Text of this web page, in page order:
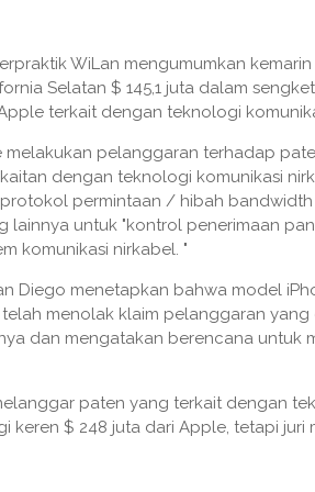
WiLan mengumumkan
Selatan $ 145,1 juta dalam
terkait dengan teknologi
pelanggaran terhadap
dengan teknologi komunikasi
permintaan / hibah
lainnya untuk "kontrol penerimaan
komunikasi nirkabel. "
Diego menetapkan bahwa model
menolak klaim pelanggaran yang
dan mengatakan berencana untuk
paten yang terkait dengan
keren $ 248 juta dari Apple, tetapi juri